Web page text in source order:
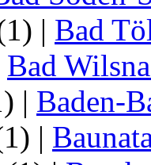
| Bad
Bad
| Baden-
|